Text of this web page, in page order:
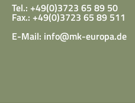
Tel.: +49(0)3723 65 89 50
Fax.: +49(0)3723 65 89 511
E-Mail: info@mk-europa.de